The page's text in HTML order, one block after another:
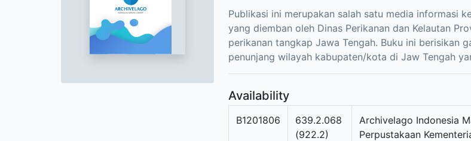
Publikasi ini merupakan salah satu media informasi
yang diemban oleh Dinas Perikanan dan Kelautan
perikanan tangkap Jawa Tengah. Buku ini berisikan
penunjang wilayah kabupaten/kota di Jaw Tengah
Availability
B1201806
639.2.068
(922.2)
Archivelago Indonesia
Perpustakaan